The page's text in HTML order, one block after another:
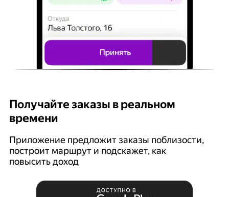
Получайте заказы в реальном
времени
Приложение предложит заказы поблизости,
построит маршрут и подскажет, как
повысить доход